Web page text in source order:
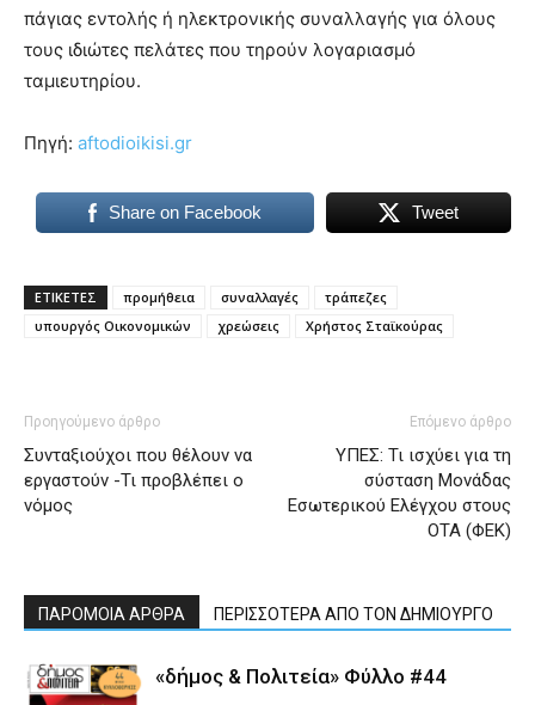
πάγιας εντολής ή ηλεκτρονικής συναλλαγής για όλους
τους ιδιώτες πελάτες που τηρούν λογαριασμό
ταμιευτηρίου.
Πηγή: aftodioikisi.gr
Share on Facebook Tweet
ΕΤΙΚΕΤΕΣ προμήθεια συναλλαγές
τράπεζες
υπουργός Οικονομικών
χρεώσεις Χρήστος Σταϊκούρας
Προηγούμενο άρθρο
Συνταξιούχοι που θέλουν να
εργαστούν -Τι προβλέπει ο
νόμος
Επόμενο άρθρο
ΥΠΕΣ: Τι ισχύει για τη
σύσταση Μονάδας
Εσωτερικού Ελέγχου στους
ΟΤΑ (ΦΕΚ)
ΠΑΡΟΜΟΙΑ ΑΡΘΡΑ ΠΕΡΙΣΣΟΤΕΡΑ ΑΠΟ ΤΟΝ ΔΗΜΙΟΥΡΓΟ
«δήμος & Πολιτεία» Φύλλο #44